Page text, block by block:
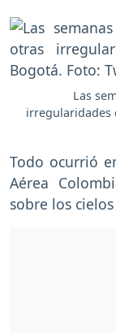
Las
irregularidades
Todo ocurrió
Aérea
sobre los